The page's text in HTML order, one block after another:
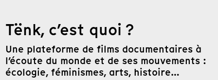
Tënk, c’est quoi ?
Une plateforme de films documentaires à
l’écoute du monde et de ses mouvements :
écologie, féminismes, arts, histoire…